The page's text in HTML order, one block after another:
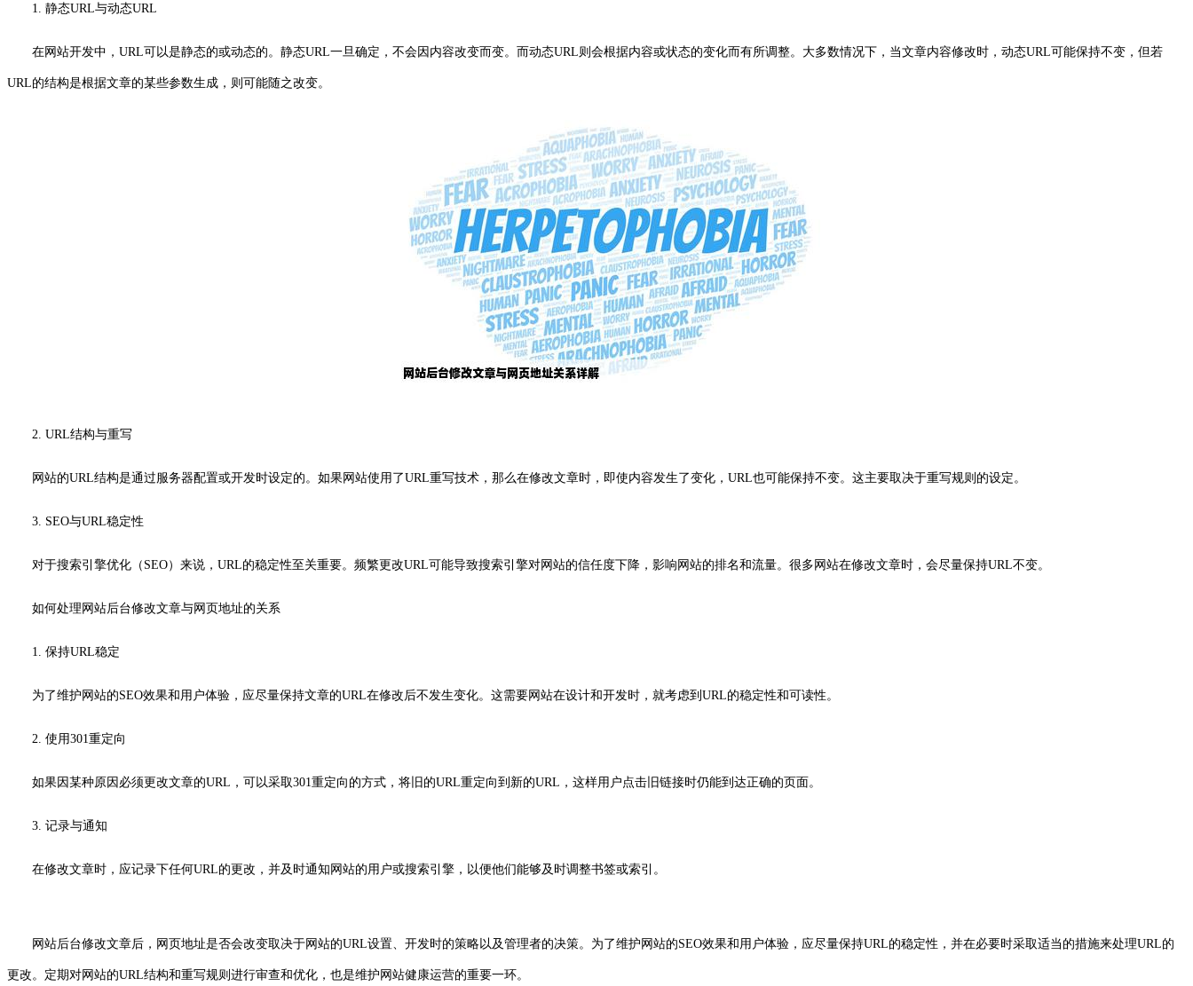
1. 静态URL与动态URL
在网站开发中，URL可以是静态的或动态的。静态URL一旦确定，不会因内容改变而变。而动态URL则会根据内容或状态的变化而有所调整。大多数情况下，当文章内容修改时，动态URL可能保持不变，但若
URL的结构是根据文章的某些参数生成，则可能随之改变。
2. URL结构与重写
网站的URL结构是通过服务器配置或开发时设定的。如果网站使用了URL重写技术，那么在修改文章时，即使内容发生了变化，URL也可能保持不变。这主要取决于重写规则的设定。
3. SEO与URL稳定性
对于搜索引擎优化（SEO）来说，URL的稳定性至关重要。频繁更改URL可能导致搜索引擎对网站的信任度下降，影响网站的排名和流量。很多网站在修改文章时，会尽量保持URL不变。
如何处理网站后台修改文章与网页地址的关系
1. 保持URL稳定
为了维护网站的SEO效果和用户体验，应尽量保持文章的URL在修改后不发生变化。这需要网站在设计和开发时，就考虑到URL的稳定性和可读性。
2. 使用301重定向
如果因某种原因必须更改文章的URL，可以采取301重定向的方式，将旧的URL重定向到新的URL，这样用户点击旧链接时仍能到达正确的页面。
3. 记录与通知
在修改文章时，应记录下任何URL的更改，并及时通知网站的用户或搜索引擎，以便他们能够及时调整书签或索引。
网站后台修改文章后，网页地址是否会改变取决于网站的URL设置、开发时的策略以及管理者的决策。为了维护网站的SEO效果和用户体验，应尽量保持URL的稳定性，并在必要时采取适当的措施来处理URL的
更改。定期对网站的URL结构和重写规则进行审查和优化，也是维护网站健康运营的重要一环。